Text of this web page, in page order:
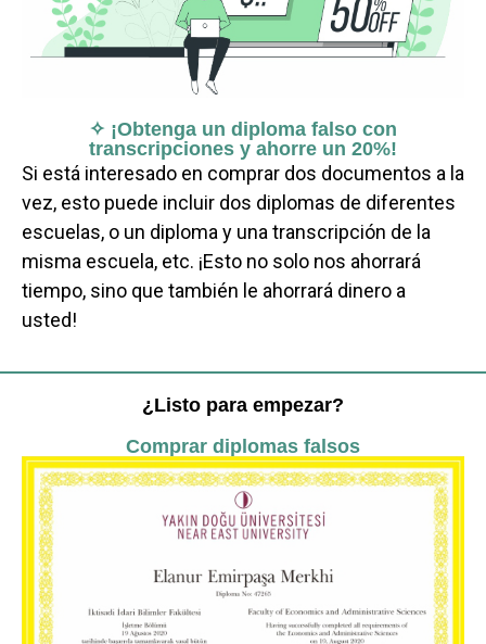
✧ ¡Obtenga un diploma falso con
transcripciones y ahorre un 20%!
Si está interesado en comprar dos documentos a la
vez, esto puede incluir dos diplomas de diferentes
escuelas, o un diploma y una transcripción de la
misma escuela, etc. ¡Esto no solo nos ahorrará
tiempo, sino que también le ahorrará dinero a
usted!
¿Listo para empezar?
Comprar diplomas falsos